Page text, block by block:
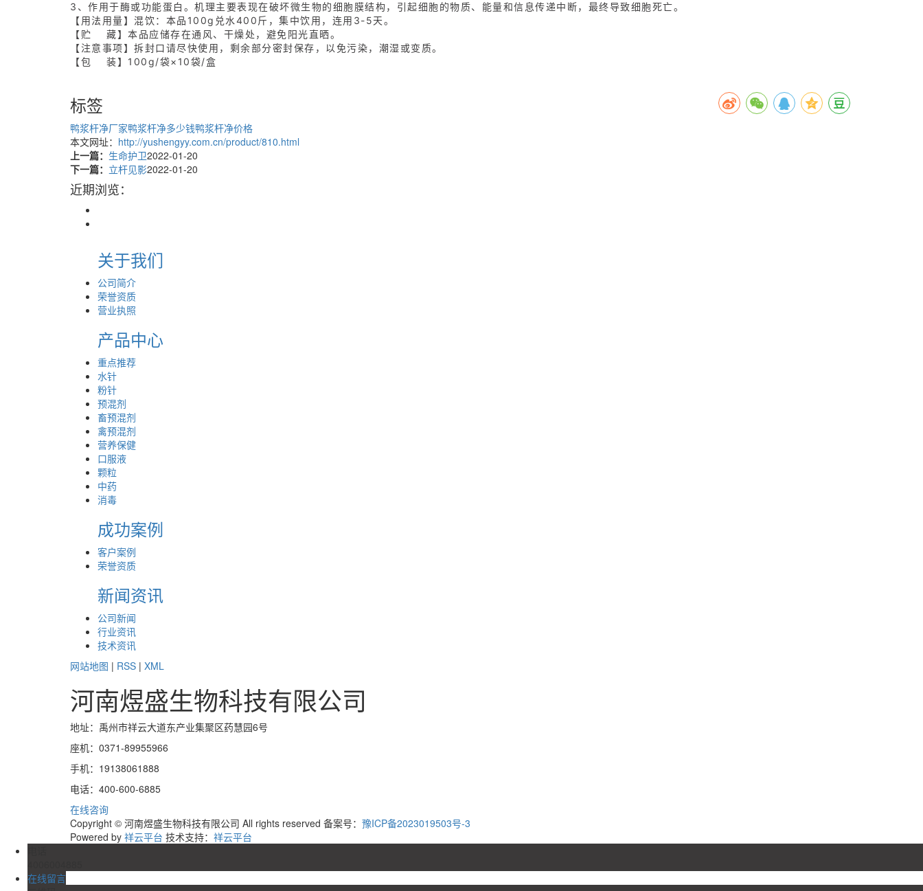
3、作用于酶或功能蛋白。机理主要表现在破坏微生物的细胞膜结构，引起细胞的物质、能量和信息传递中断，最终导致细胞死亡。
【用法用量】混饮：本品100g兑水400斤，集中饮用，连用3-5天。
【贮 藏】本品应储存在通风、干燥处，避免阳光直晒。
【注意事项】拆封口请尽快使用，剩余部分密封保存，以免污染，潮湿或变质。
【包 装】100g/袋×10袋/盒
标签
鸭浆杆净厂家鸭浆杆净多少钱鸭浆杆净价格
本文网址： http://yushengyy.com.cn/product/810.html
上一篇： 生命护卫2022-01-20
下一篇： 立杆见影2022-01-20
近期浏览：
关于我们
公司简介
荣誉资质
营业执照
产品中心
重点推荐
水针
粉针
预混剂
畜预混剂
禽预混剂
营养保健
口服液
颗粒
中药
消毒
成功案例
客户案例
荣誉资质
新闻资讯
公司新闻
行业资讯
技术资讯
网站地图 | RSS | XML
河南煜盛生物科技有限公司
地址：禹州市祥云大道东产业集聚区药慧园6号
座机：0371-89955966
手机：19138061888
电话：400-600-6885
在线咨询
Copyright © 河南煜盛生物科技有限公司 All rights reserved 备案号： 豫ICP备2023019503号-3
Powered by 祥云平台 技术支持： 祥云平台
在线留言